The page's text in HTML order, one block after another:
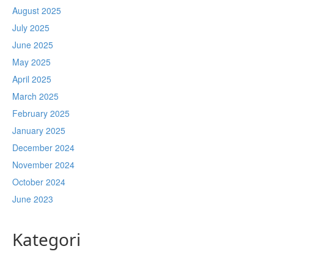
August 2025
July 2025
June 2025
May 2025
April 2025
March 2025
February 2025
January 2025
December 2024
November 2024
October 2024
June 2023
Kategori